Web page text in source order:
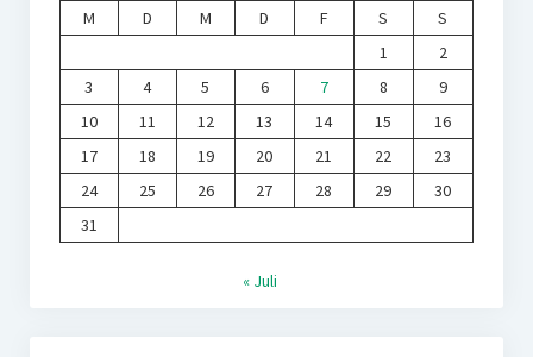
M
D M D F S
S
1
2
3
4 5 6 7 8
9
10
11 12 13 14 15
16
17
18 19 20 21 22
23
24
25 26 27 28 29
30
31
« Juli